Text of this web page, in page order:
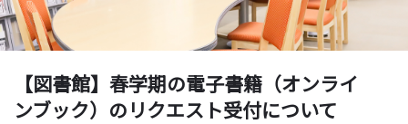
【図書館】春学期の電子書籍（オンライ
ンブック）のリクエスト受付について